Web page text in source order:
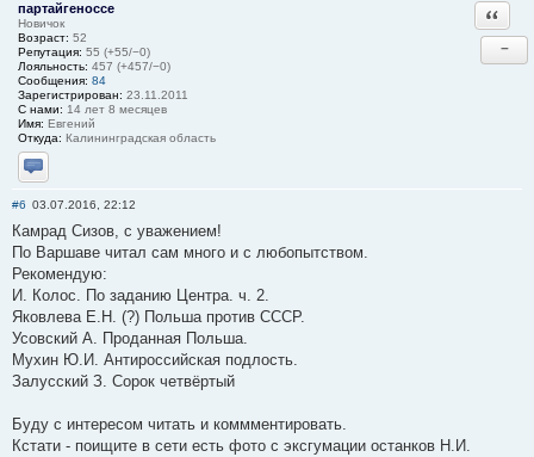
партайгеноссе
Новичок
Возраст: 52
Репутация: 55 (+55/−0)
Лояльность: 457 (+457/−0)
Сообщения: 84
Зарегистрирован: 23.11.2011
С нами: 14 лет 8 месяцев
Имя: Евгений
Откуда: Калининградская область
Отправить личное сообщение
−
#6 03.07.2016, 22:12
Камрад Сизов, с уважением!
По Варшаве читал сам много и с любопытством.
Рекомендую:
И. Колос. По заданию Центра. ч. 2.
Яковлева Е.Н. (?) Польша против СССР.
Усовский А. Проданная Польша.
Мухин Ю.И. Антироссийская подлость.
Залусский З. Сорок четвёртый
Буду с интересом читать и коммментировать.
Кстати - поищите в сети есть фото с эксгумации останков Н.И.